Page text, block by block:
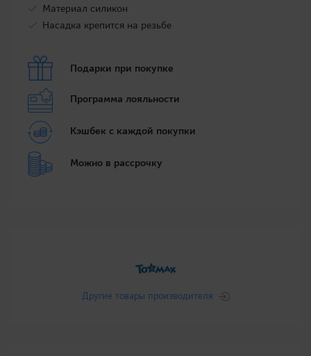
Материал силикон
Насадка крепится на резьбе
Подарки при покупке
Программа лояльности
Кэшбек с каждой покупки
Можно в рассрочку
Другие товары производителя